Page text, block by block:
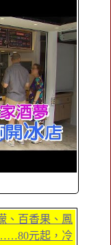
、百香果、鳳
元起，冷